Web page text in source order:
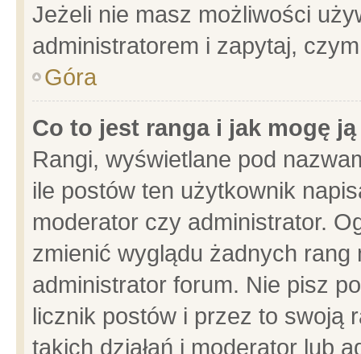
Jeżeli nie masz możliwości
administratorem i zapytaj,
Góra
Co to jest ranga i jak mogę
Rangi, wyświetlane pod
ile postów ten użytkownik
moderator czy administrator.
zmienić wyglądu żadnych
administrator forum. Nie pisz
licznik postów i przez to swoją
takich działań i moderator lub